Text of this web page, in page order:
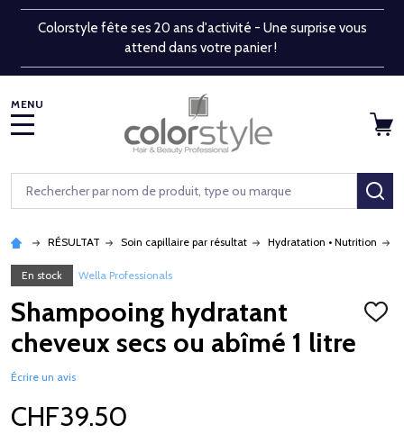
Colorstyle fête ses 20 ans d'activité - Une surprise vous
attend dans votre panier !
Rechercher
RÉSULTAT Soin capillaire par résultat Hydratation • Nutrition
En stock Wella Professionals
Shampooing hydratant
cheveux secs ou abîmé 1 litre
Écrire un avis
CHF39.50